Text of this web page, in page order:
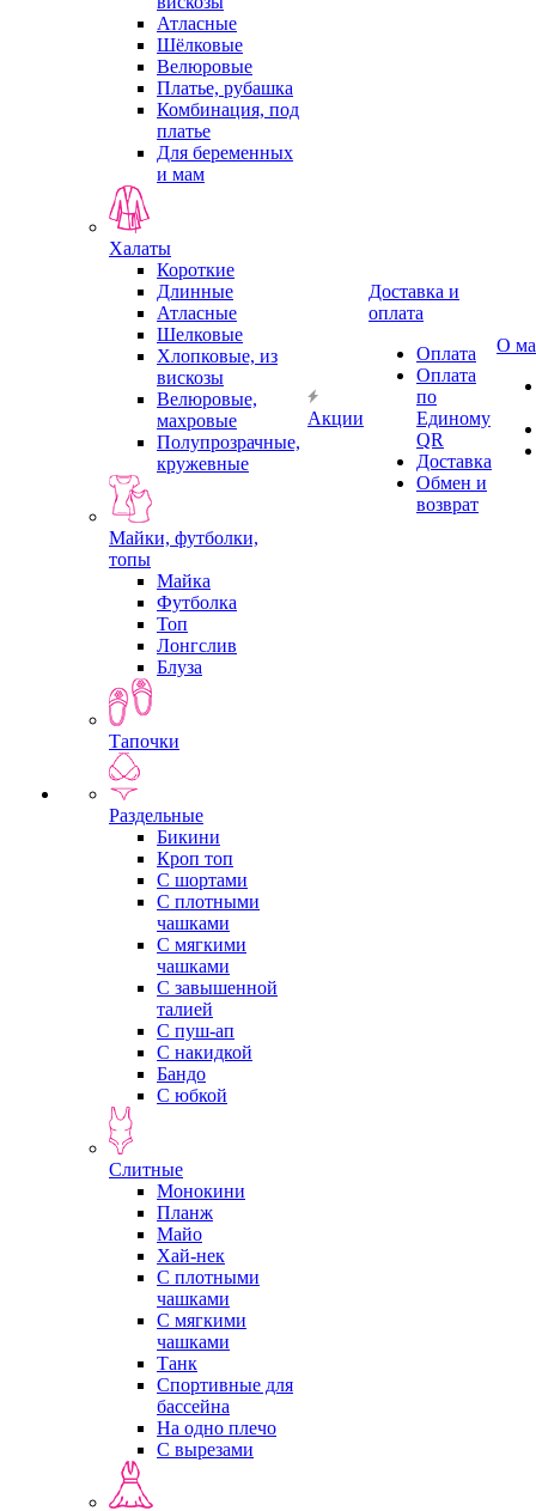
Атласные
Шёлковые
Велюровые
Платье, рубашка
Комбинация, под
платье
Для беременных
и мам
Халаты
Короткие
Длинные
Атласные
Шелковые
Хлопковые, из
вискозы
Велюровые,
махровые
Полупрозрачные,
кружевные
Майки, футболки,
топы
Майка
Футболка
Топ
Лонгслив
Блуза
Тапочки
Раздельные
Бикини
Кроп топ
С шортами
С плотными
чашками
С мягкими
чашками
С завышенной
талией
С пуш-ап
С накидкой
Бандо
С юбкой
Слитные
Монокини
Планж
Майо
Хай-нек
С плотными
чашками
С мягкими
чашками
Танк
Спортивные для
бассейна
На одно плечо
С вырезами
Акции
Доставка и
оплата
Оплата
Оплата
по
Единому
QR
Доставка
Обмен и
возврат
О